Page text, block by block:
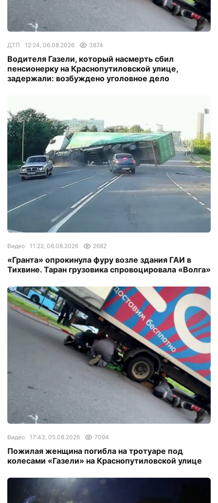
ДТП 12:24, 06.08.2026 3874
Водителя Газели, который насмерть сбил
пенсионерку на Краснопутиловской улице,
задержали: возбуждено уголовное дело
Видео 11:22, 06.08.2026 2682
«Гранта» опрокинула фуру возле здания ГАИ в
Тихвине. Таран грузовика спровоцировала «Волга»
Видео 17:43, 05.08.2026 7094
Пожилая женщина погибла на тротуаре под
колесами «Газели» на Краснопутиловской улице